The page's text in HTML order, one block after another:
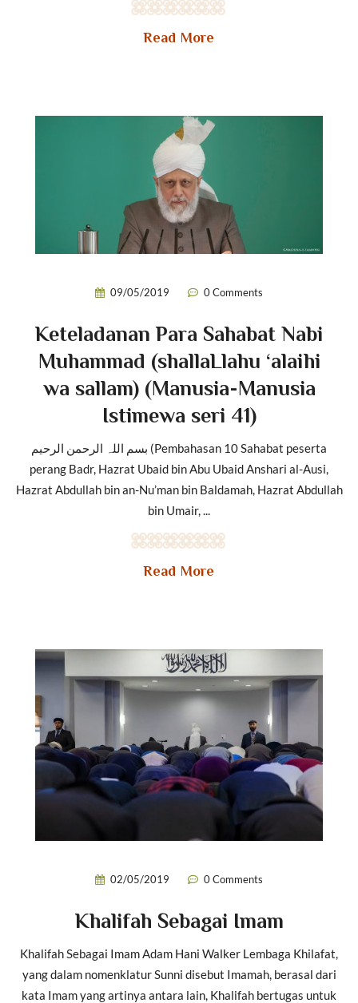
Read More
09/05/2019 0 Comments
Keteladanan Para Sahabat Nabi
Muhammad (shallaLlahu ‘alaihi
wa sallam) (Manusia-Manusia
Istimewa seri 41)
بسم اللہ الرحمن الرحیم (Pembahasan 10 Sahabat peserta
perang Badr, Hazrat Ubaid bin Abu Ubaid Anshari al-Ausi,
Hazrat Abdullah bin an-Nu’man bin Baldamah, Hazrat Abdullah
bin Umair, ...
Read More
02/05/2019 0 Comments
Khalifah Sebagai Imam
Khalifah Sebagai Imam Adam Hani Walker Lembaga Khilafat,
yang dalam nomenklatur Sunni disebut Imamah, berasal dari
kata Imam yang artinya antara lain, Khalifah bertugas untuk